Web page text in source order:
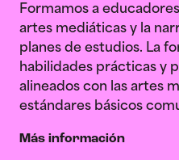
Formamos a
artes mediáticas y la
planes de estudios. La
habilidades prácticas y
alineados con las artes
estándares básicos
Más información